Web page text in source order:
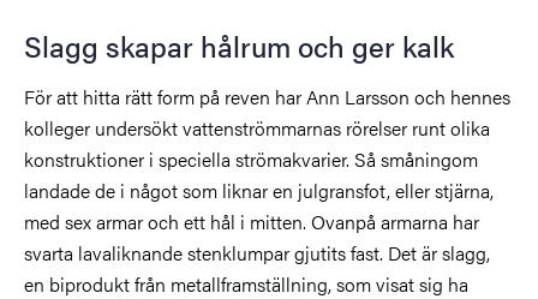
Slagg skapar hålrum och ger kalk
För att hitta rätt form på reven har Ann Larsson och hennes
kolleger undersökt vattenströmmarnas rörelser runt olika
konstruktioner i speciella strömakvarier. Så småningom
landade de i något som liknar en julgransfot, eller stjärna,
med sex armar och ett hål i mitten. Ovanpå armarna har
svarta lavaliknande stenklumpar gjutits fast. Det är slagg,
en biprodukt från metallframställning, som visat sig ha